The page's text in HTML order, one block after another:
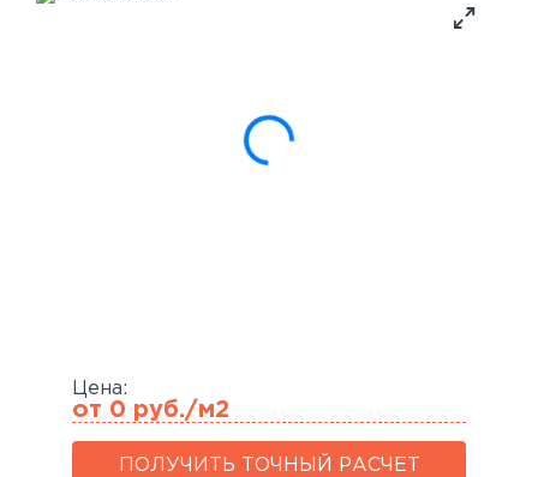
Шпонированные панели
Цена:
от 0 руб./м2
ПОЛУЧИТЬ ТОЧНЫЙ РАСЧЕТ